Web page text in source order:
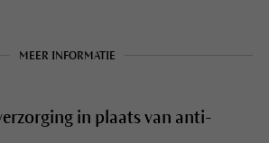
MEER INFORMATIE
in plaats van anti-